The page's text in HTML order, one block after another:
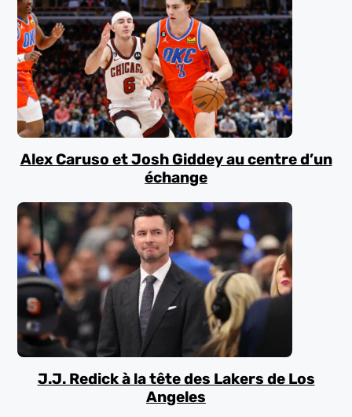
Alex Caruso et Josh Giddey au centre d’un
échange
J.J. Redick à la tête des Lakers de Los
Angeles